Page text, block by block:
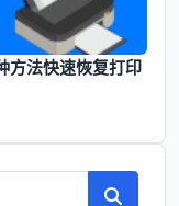
方法快速恢复打印